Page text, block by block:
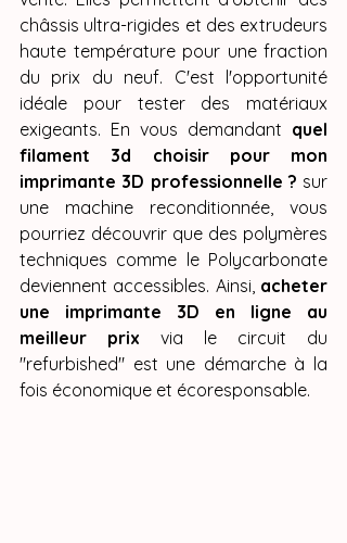
châssis ultra-rigides et des extrudeurs
haute température pour une fraction
du prix du neuf. C'est l'opportunité
idéale pour tester des matériaux
exigeants. En vous demandant quel
filament 3d choisir pour mon
imprimante 3D professionnelle ? sur
une machine reconditionnée, vous
pourriez découvrir que des polymères
techniques comme le Polycarbonate
deviennent accessibles. Ainsi, acheter
une imprimante 3D en ligne au
meilleur prix via le circuit du
"refurbished" est une démarche à la
fois économique et écoresponsable.